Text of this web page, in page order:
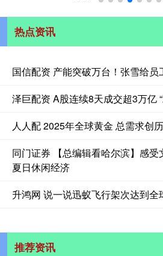
热点资讯
国信配资 产能突破万台！张雪给员
泽巨配资 A股连续8天成交超3万亿
人人配 2025年全球黄金 总需求创
同门证券 【总编辑看哈尔滨】感
夏日休闲经济
升鸿网 说一说迅蚁飞行架次达到全
推荐资讯